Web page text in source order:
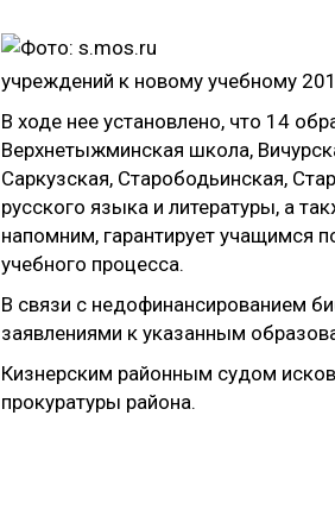
учреждений к новому учебному
В ходе нее установлено, что 14
Верхнетыжминская школа,
Саркузская, Старободьинская,
русского языка и литературы, а
напомним, гарантирует учащимся
учебного процесса.
В связи с недофинансированием
заявлениями к указанным
Кизнерским районным судом
прокуратуры района.